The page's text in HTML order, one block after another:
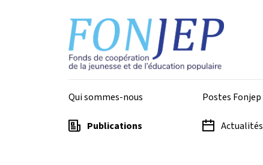
Top - Fonjep
Qui sommes-nous Postes Fonjep
Publications Actualités